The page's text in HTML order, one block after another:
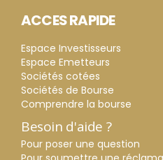
ACCES RAPIDE
Espace Investisseurs
Espace Emetteurs
Sociétés cotées
Sociétés de Bourse
Comprendre la bourse
Besoin d'aide ?
Pour poser une question